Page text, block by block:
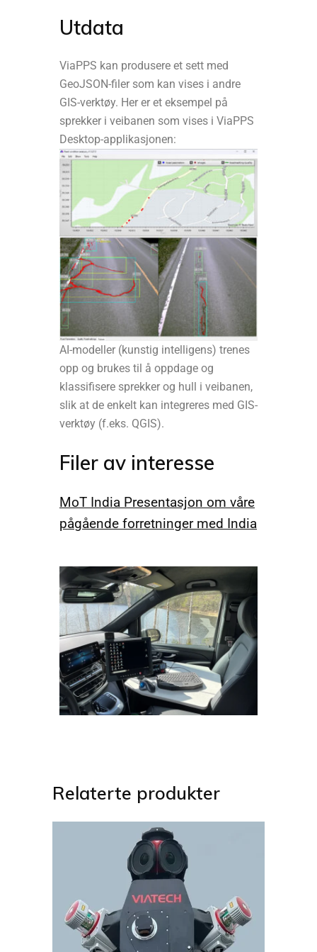
Utdata
ViaPPS kan produsere et sett med
GeoJSON-filer som kan vises i andre
GIS-verktøy. Her er et eksempel på
sprekker i veibanen som vises i ViaPPS
Desktop-applikasjonen:
AI-modeller (kunstig intelligens) trenes
opp og brukes til å oppdage og
klassifisere sprekker og hull i veibanen,
slik at de enkelt kan integreres med GIS-
verktøy (f.eks. QGIS).
Filer av interesse
MoT India Presentasjon om våre
pågående forretninger med India
Relaterte produkter